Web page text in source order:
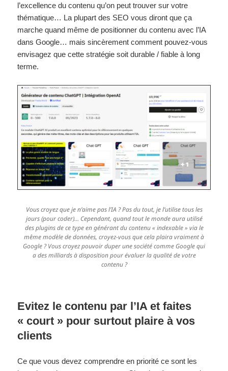
l’excellence du contenu qu’on peut trouver sur votre
thématique… La plupart des SEO vous diront que ça
marche quand même de positionner du contenu avec l’IA
dans Google… mais sincèrement comment pouvez-vous
envisagez que cette stratégie soit durable / fiable à long
terme.
Vous croyez que je n’aime pas l’IA ? Pas du tout, je l’utilise tous les
jours (pour coder)… Cependant, quand tout le monde aura utilisé
des plugins de ce type en générant du contenu « indexable » via le
même modèle de données, croyez-vous que cela plaira vraiment à
Google ? Vous croyez pouvoir duper une société comme Google qui
a des milliards à disposition pour évaluer la qualité de votre
contenu ?
Evitez le contenu par l’IA et faites
« court » pour surtout plaire à vos
clients
Ce que vous devez comprendre en priorité ce sont les